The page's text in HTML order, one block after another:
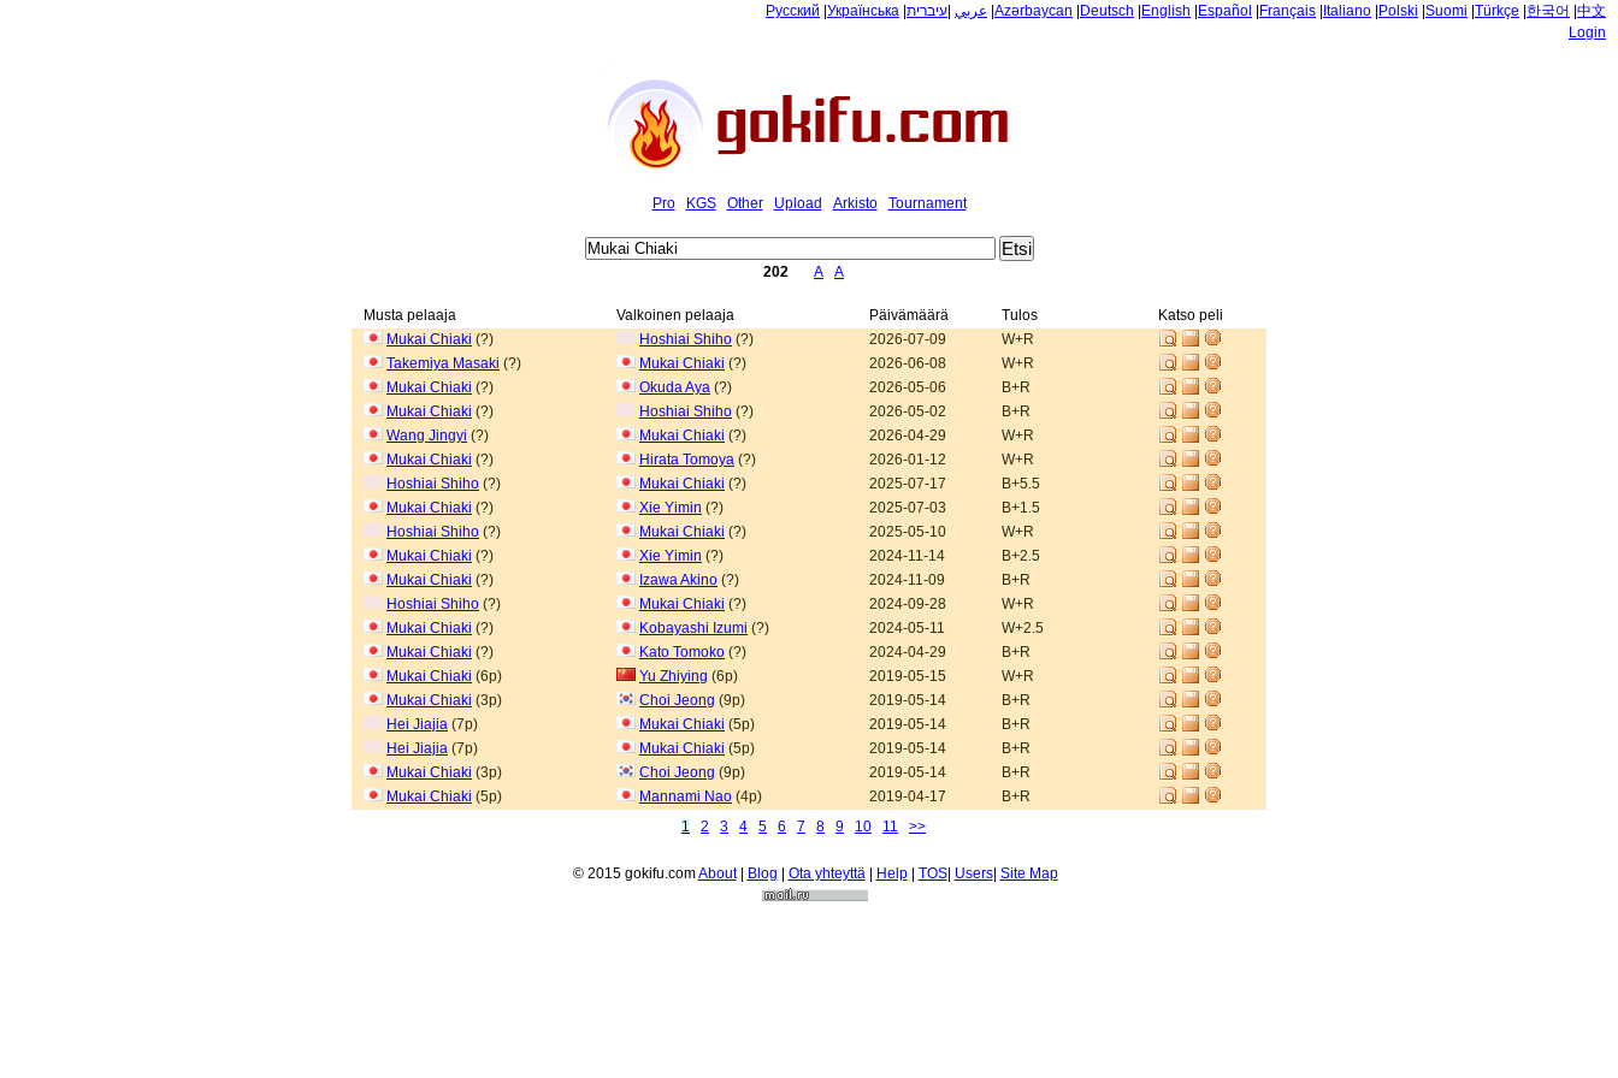
Русский Українська عربي עיברית Azərbaycan Deutsch English Español Français Italiano Polski Suomi Türkçe 한국어 中文
Login
Pro KGS Other Upload Arkisto Tournament
202 A A
Musta pelaaja Valkoinen pelaaja Päivämäärä Tulos
Katso peli
Mukai Chiaki (?) Hoshiai Shiho (?) 2026-07-09
W+R
Takemiya Masaki (?) Mukai Chiaki (?) 2026-06-08
W+R
Mukai Chiaki (?) Okuda Aya (?) 2026-05-06
B+R
Mukai Chiaki (?) Hoshiai Shiho (?) 2026-05-02
B+R
Wang Jingyi (?) Mukai Chiaki (?) 2026-04-29
W+R
Mukai Chiaki (?) Hirata Tomoya (?) 2026-01-12
W+R
Hoshiai Shiho (?) Mukai Chiaki (?) 2025-07-17
B+5.5
Mukai Chiaki (?) Xie Yimin (?) 2025-07-03
B+1.5
Hoshiai Shiho (?) Mukai Chiaki (?) 2025-05-10
W+R
Mukai Chiaki (?) Xie Yimin (?) 2024-11-14
B+2.5
Mukai Chiaki (?) Izawa Akino (?) 2024-11-09
B+R
Hoshiai Shiho (?) Mukai Chiaki (?) 2024-09-28
W+R
Mukai Chiaki (?) Kobayashi Izumi (?) 2024-05-11
W+2.5
Mukai Chiaki (?) Kato Tomoko (?) 2024-04-29
B+R
Mukai Chiaki (6p) Yu Zhiying (6p) 2019-05-15
W+R
Mukai Chiaki (3p) Choi Jeong (9p) 2019-05-14
B+R
Hei Jiajia (7p) Mukai Chiaki (5p) 2019-05-14
B+R
Hei Jiajia (7p) Mukai Chiaki (5p) 2019-05-14
B+R
Mukai Chiaki (3p) Choi Jeong (9p) 2019-05-14
B+R
Mukai Chiaki (5p) Mannami Nao (4p) 2019-04-17
B+R
1
2 3 4 5 6 7 8 9 10 11 >>
© 2015 gokifu.comAbout| Blog | Ota yhteyttä | Help| TOS| Users| Site Map